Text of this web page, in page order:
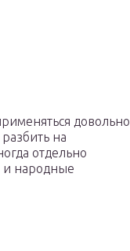
довольно
на
отдельно
и народные